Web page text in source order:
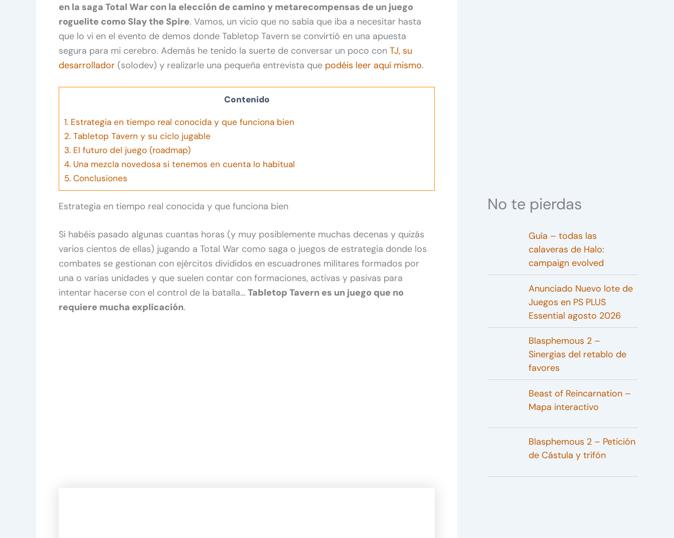
en la saga Total War con la elección de camino y metarecompensas de un juego
roguelite como Slay the Spire. Vamos, un vicio que no sabía que iba a necesitar hasta
que lo vi en el evento de demos donde Tabletop Tavern se convirtió en una apuesta
segura para mi cerebro. Además he tenido la suerte de conversar un poco con TJ, su
desarrollador (solodev) y realizarle una pequeña entrevista que podéis leer aquí mismo.
Contenido
1. Estrategia en tiempo real conocida y que funciona bien
2. Tabletop Tavern y su ciclo jugable
3. El futuro del juego (roadmap)
4. Una mezcla novedosa si tenemos en cuenta lo habitual
5. Conclusiones
Estrategia en tiempo real conocida y que funciona bien
Si habéis pasado algunas cuantas horas (y muy posiblemente muchas decenas y quizás
varios cientos de ellas) jugando a Total War como saga o juegos de estrategia donde los
combates se gestionan con ejércitos divididos en escuadrones militares formados por
una o varias unidades y que suelen contar con formaciones, activas y pasivas para
intentar hacerse con el control de la batalla… Tabletop Tavern es un juego que no
requiere mucha explicación.
No te pierdas
Guía – todas las
calaveras de Halo:
campaign evolved
Anunciado Nuevo lote de
Juegos en PS PLUS
Essential agosto 2026
Blasphemous 2 –
Sinergias del retablo de
favores
Beast of Reincarnation –
Mapa interactivo
Blasphemous 2 – Petición
de Cástula y trifón